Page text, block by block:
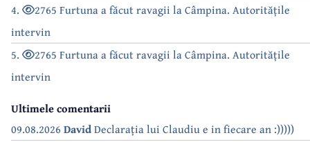
4.
2765 Furtuna a făcut ravagii la Câmpina. Autoritățile
intervin
5.
2765 Furtuna a făcut ravagii la Câmpina. Autoritățile
intervin
Ultimele comentarii
09.08.2026 DavidDeclarația lui Claudiu e in fiecare an :)))))